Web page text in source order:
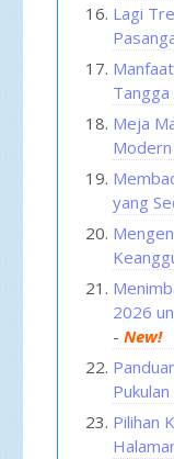
Lagi
Tangga
Meja
Modern
yang
2026
- New!
Pukulan
Pilihan